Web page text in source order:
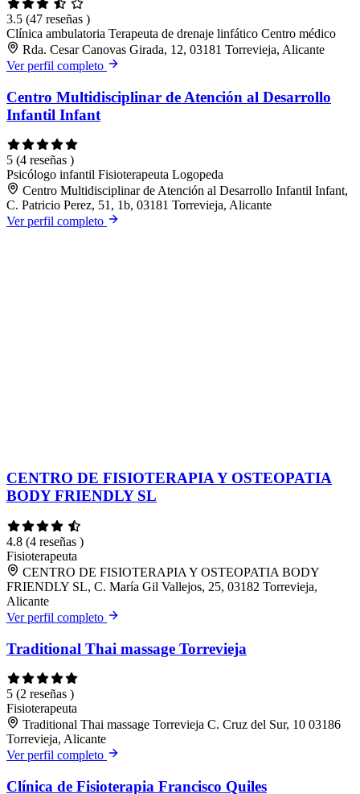
3.5 (47 reseñas )
Clínica ambulatoria Terapeuta de drenaje linfático Centro médico
Rda. Cesar Canovas Girada, 12, 03181 Torrevieja, Alicante
Ver perfil completo
Centro Multidisciplinar de Atención al Desarrollo
Infantil Infant
5 (4 reseñas )
Psicólogo infantil Fisioterapeuta Logopeda
Centro Multidisciplinar de Atención al Desarrollo Infantil Infant,
C. Patricio Perez, 51, 1b, 03181 Torrevieja, Alicante
Ver perfil completo
CENTRO DE FISIOTERAPIA Y OSTEOPATIA
BODY FRIENDLY SL
4.8 (4 reseñas )
Fisioterapeuta
CENTRO DE FISIOTERAPIA Y OSTEOPATIA BODY
FRIENDLY SL, C. María Gil Vallejos, 25, 03182 Torrevieja,
Alicante
Ver perfil completo
Traditional Thai massage Torrevieja
5 (2 reseñas )
Fisioterapeuta
Traditional Thai massage Torrevieja C. Cruz del Sur, 10 03186
Torrevieja, Alicante
Ver perfil completo
Clínica de Fisioterapia Francisco Quiles